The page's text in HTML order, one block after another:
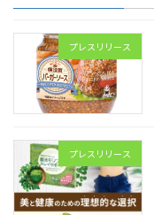
プレスリリース
プレスリリース